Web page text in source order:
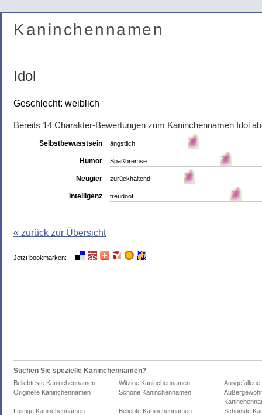
Kaninchennamen
Idol
Geschlecht: weiblich
Bereits 14 Charakter-Bewertungen zum Kaninchennamen Idol
Selbstbewusstsein ängstlich
Humor Spaßbremse
Neugier zurückhaltend
Intelligenz treudoof
« zurück zur Übersicht
Jetzt bookmarken:
Suchen Sie spezielle Kaninchennamen?
Beliebteste Kaninchennamen Witzige Kaninchennamen
Originelle Kaninchennamen
Schöne Kaninchennamen
Lustige Kaninchennamen
Beliebte Kaninchennamen
Schönste